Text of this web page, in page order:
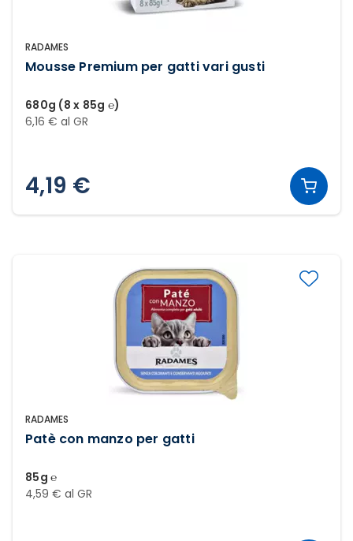
RADAMES
Mousse Premium per gatti vari gusti
680g (8 x 85g ℮)
6,16 € al GR
4,19 €
RADAMES
Patè con manzo per gatti
85g ℮
4,59 € al GR